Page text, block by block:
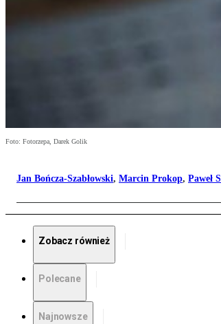
Foto: Fotorzepa, Darek Golik
Jan Bończa-Szabłowski, Marcin Prokop, Paweł
Zobacz również
Polecane
Najnowsze